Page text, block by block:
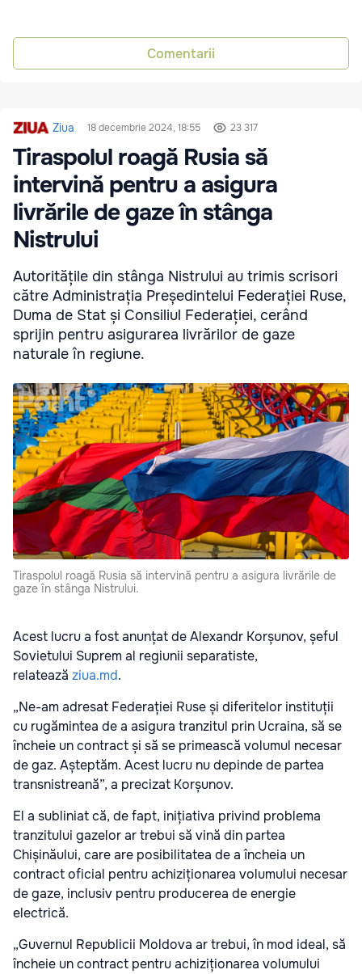
Comentarii
Ziua 18 decembrie 2024, 18:55 23 317
Tiraspolul roagă Rusia să
intervină pentru a asigura
livrările de gaze în stânga
Nistrului
Autoritățile din stânga Nistrului au trimis scrisori
către Administrația Președintelui Federației Ruse,
Duma de Stat și Consiliul Federației, cerând
sprijin pentru asigurarea livrărilor de gaze
naturale în regiune.
Tiraspolul roagă Rusia să intervină pentru a asigura livrările de
gaze în stânga Nistrului.
Acest lucru a fost anunțat de Alexandr Korșunov, șeful
Sovietului Suprem al regiunii separatiste,
relatează ziua.md.
„Ne-am adresat Federației Ruse și diferitelor instituții
cu rugămintea de a asigura tranzitul prin Ucraina, să se
încheie un contract și să se primească volumul necesar
de gaz. Așteptăm. Acest lucru nu depinde de partea
transnistreană”, a precizat Korșunov.
El a subliniat că, de fapt, inițiativa privind problema
tranzitului gazelor ar trebui să vină din partea
Chișinăului, care are posibilitatea de a încheia un
contract oficial pentru achiziționarea volumului necesar
de gaze, inclusiv pentru producerea de energie
electrică.
„Guvernul Republicii Moldova ar trebui, în mod ideal, să
încheie un contract pentru achiziționarea volumului